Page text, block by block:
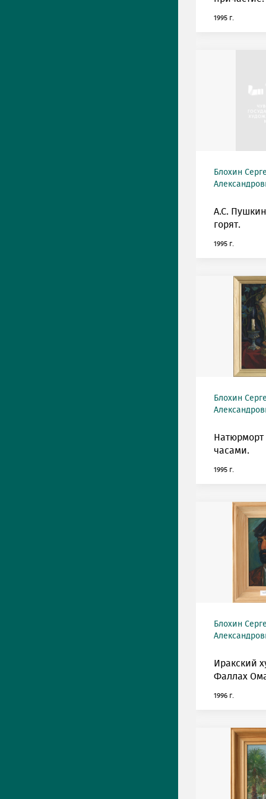
1995 г.
Блохин
А.С.
горят.
1995 г.
Блохин
часами.
1995 г.
Блохин
Иракский
Фаллах
1996 г.